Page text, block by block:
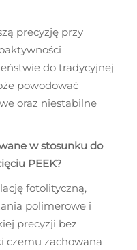
precyzję przy
do tradycyjnej
powodować
oraz niestabilne
w stosunku do
PEEK?
fotolityczną,
polimerowe i
precyzji bez
czemu zachowana